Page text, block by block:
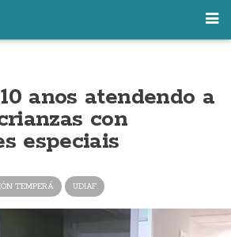
anos atendendo a
con
especiais
TEMPERÁ UDIAF